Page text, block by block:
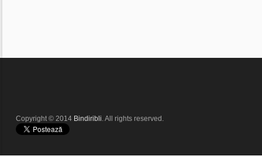
Copyright © 2014 Bindiribli. All rights reserved.